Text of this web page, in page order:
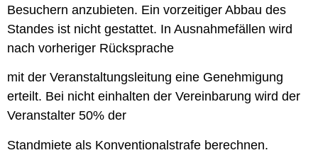
Besuchern anzubieten. Ein vorzeitiger Abbau des
Standes ist nicht gestattet. In Ausnahmefällen wird
nach vorheriger Rücksprache
mit der Veranstaltungsleitung eine Genehmigung
erteilt. Bei nicht einhalten der Vereinbarung wird der
Veranstalter 50% der
Standmiete als Konventionalstrafe berechnen.